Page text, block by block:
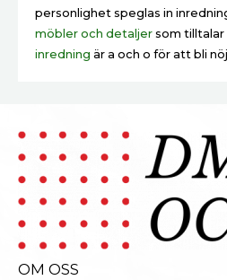
personlighet speglas in
möbler och detaljersom tilltalar
inredning är a och o för att bli
OM OSS